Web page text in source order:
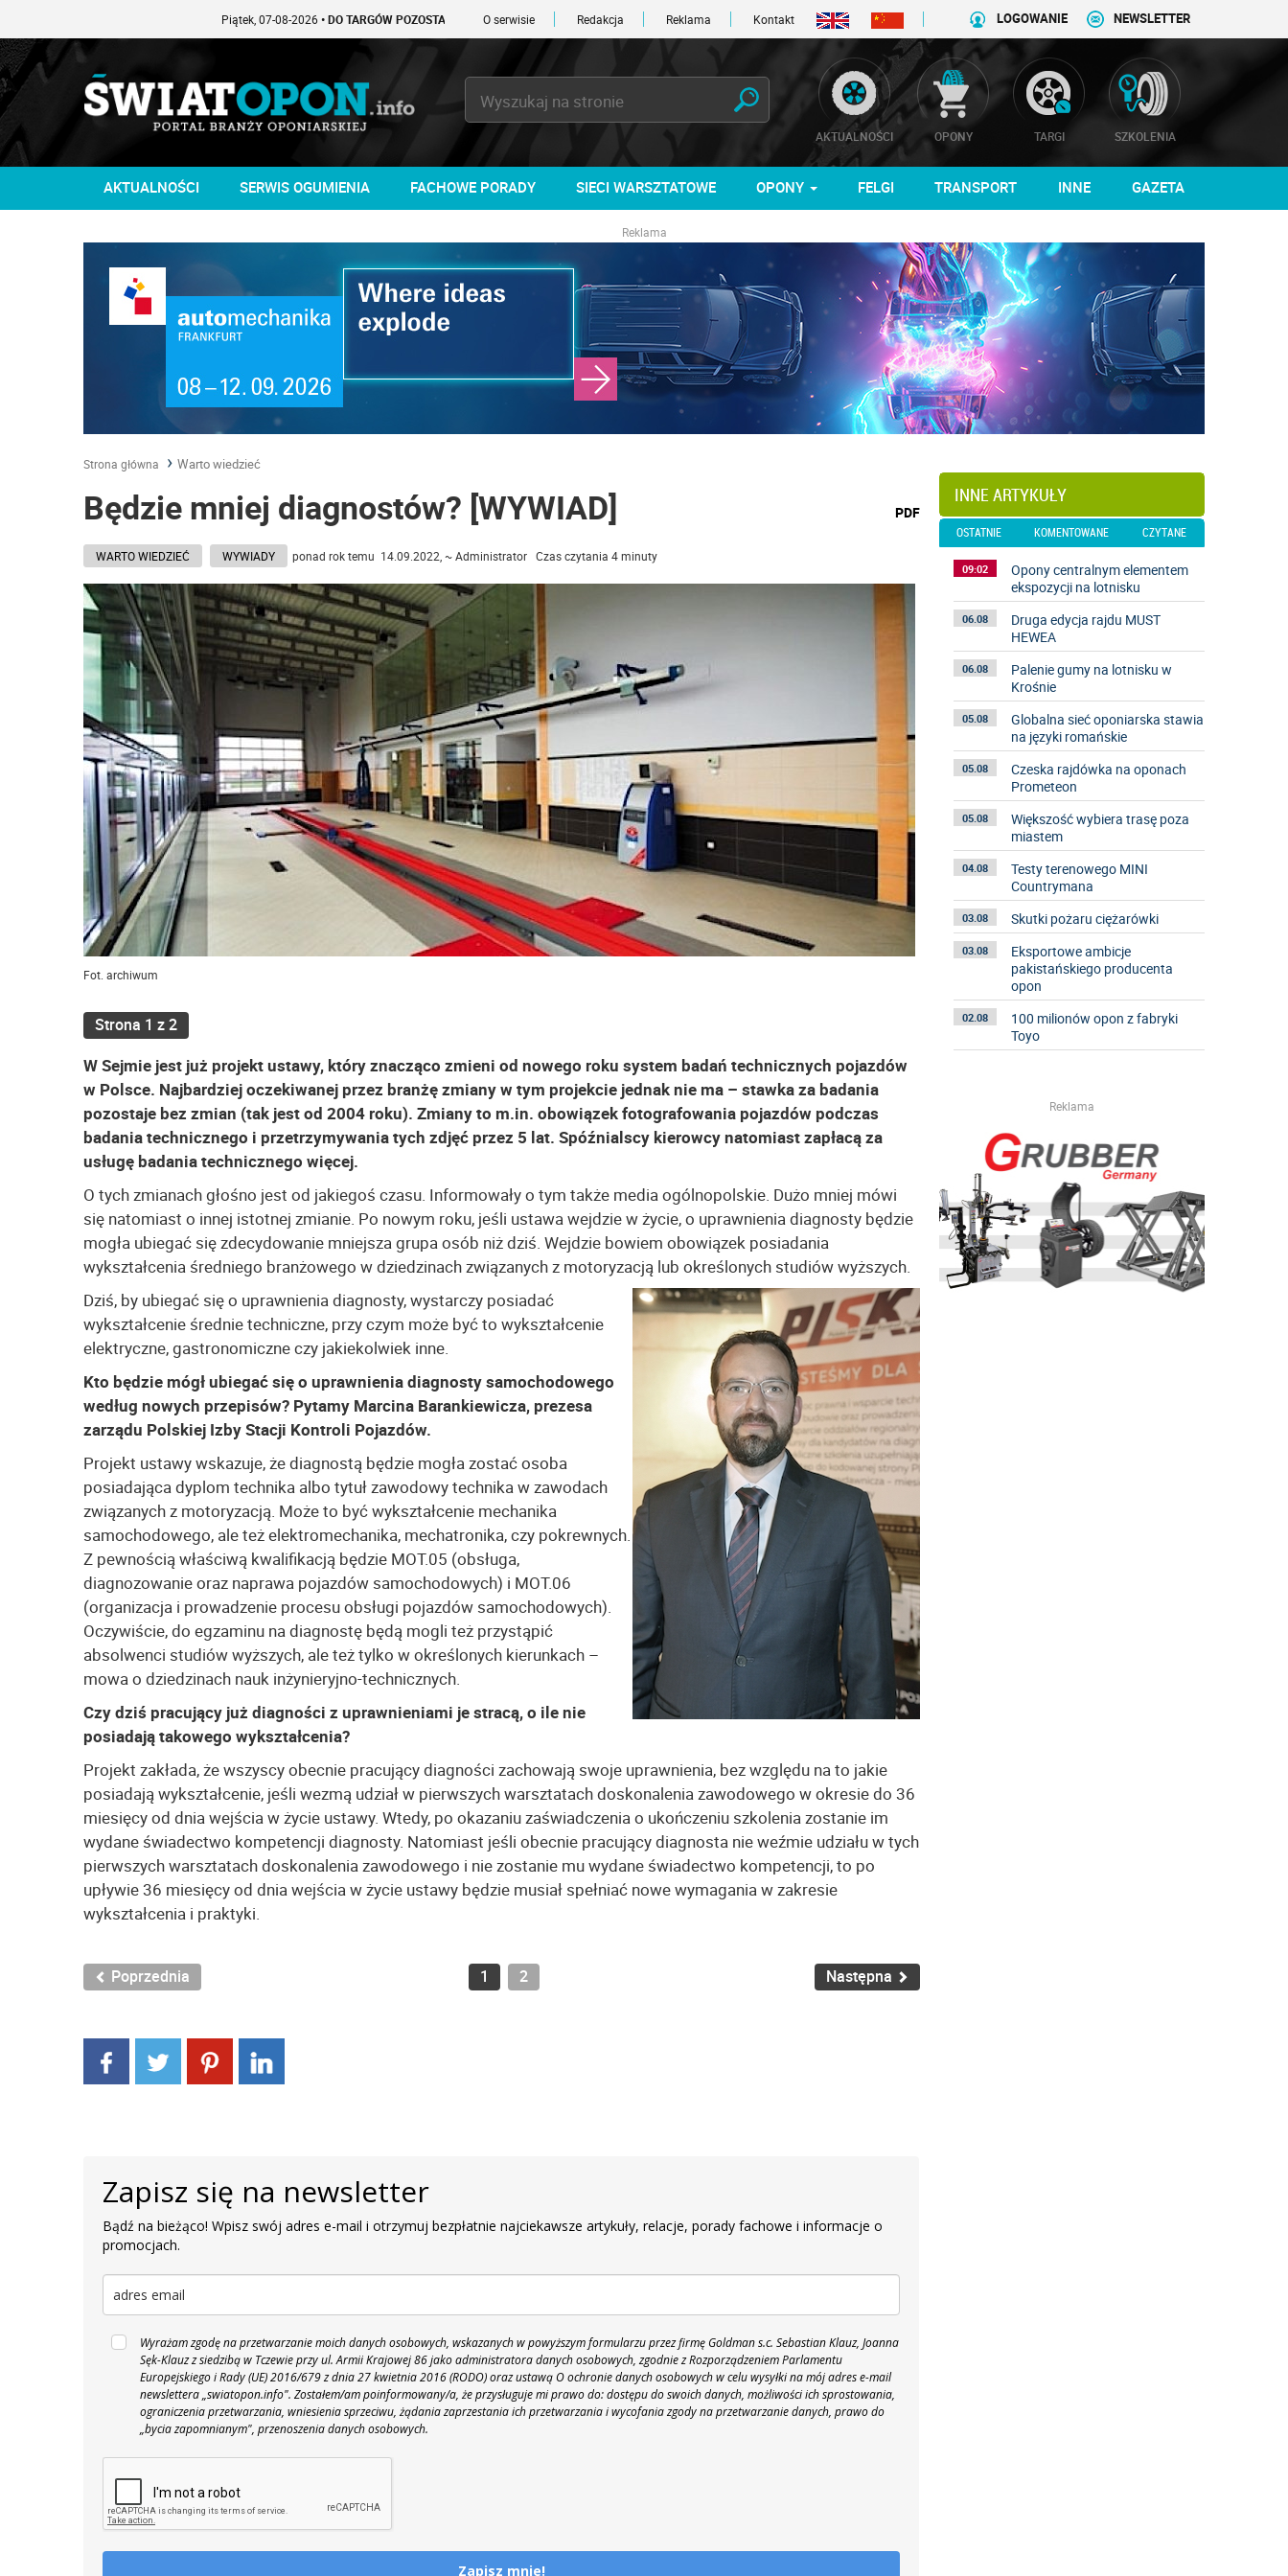
Piątek, 07-08-2026• DO TARGÓW POZOSTAŁO -1 DNI O serwisie Redakcja Reklama Kontakt NEWSLETTER
LOGOWANIE
AKTUALNOŚCI OPONY TARGI SZKOLENIA
AKTUALNOŚCI SERWIS OGUMIENIA FACHOWE PORADY SIECI WARSZTATOWE OPONY FELGI TRANSPORT INNE GAZETA
Reklama
Strona główna Warto wiedzieć
Będzie mniej diagnostów? [WYWIAD]
wydrukuj
podstronę
PDF
WARTO WIEDZIEĆ WYWIADY ponad rok temu 14.09.2022, ~ Administrator Czas czytania 4 minuty
Fot. archiwum
Strona 1 z 2
W Sejmie jest już projekt ustawy, który znacząco zmieni od nowego roku system badań technicznych pojazdów
w Polsce. Najbardziej oczekiwanej przez branżę zmiany w tym projekcie jednak nie ma – stawka za badania
pozostaje bez zmian (tak jest od 2004 roku). Zmiany to m.in. obowiązek fotografowania pojazdów podczas
badania technicznego i przetrzymywania tych zdjęć przez 5 lat. Spóźnialscy kierowcy natomiast zapłacą za
usługę badania technicznego więcej.
O tych zmianach głośno jest od jakiegoś czasu. Informowały o tym także media ogólnopolskie. Dużo mniej mówi
się natomiast o innej istotnej zmianie. Po nowym roku, jeśli ustawa wejdzie w życie, o uprawnienia diagnosty będzie
mogła ubiegać się zdecydowanie mniejsza grupa osób niż dziś. Wejdzie bowiem obowiązek posiadania
wykształcenia średniego branżowego w dziedzinach związanych z motoryzacją lub określonych studiów wyższych.
Dziś, by ubiegać się o uprawnienia diagnosty, wystarczy posiadać
wykształcenie średnie techniczne, przy czym może być to wykształcenie
elektryczne, gastronomiczne czy jakiekolwiek inne.
Kto będzie mógł ubiegać się o uprawnienia diagnosty samochodowego
według nowych przepisów? Pytamy Marcina Barankiewicza, prezesa
zarządu Polskiej Izby Stacji Kontroli Pojazdów.
Projekt ustawy wskazuje, że diagnostą będzie mogła zostać osoba
posiadająca dyplom technika albo tytuł zawodowy technika w zawodach
związanych z motoryzacją. Może to być wykształcenie mechanika
samochodowego, ale też elektromechanika, mechatronika, czy pokrewnych.
Z pewnością właściwą kwalifikacją będzie MOT.05 (obsługa,
diagnozowanie oraz naprawa pojazdów samochodowych) i MOT.06
(organizacja i prowadzenie procesu obsługi pojazdów samochodowych).
Oczywiście, do egzaminu na diagnostę będą mogli też przystąpić
absolwenci studiów wyższych, ale też tylko w określonych kierunkach –
mowa o dziedzinach nauk inżynieryjno-technicznych.
Czy dziś pracujący już diagności z uprawnieniami je stracą, o ile nie
posiadają takowego wykształcenia?
Projekt zakłada, że wszyscy obecnie pracujący diagności zachowają swoje uprawnienia, bez względu na to jakie
posiadają wykształcenie, jeśli wezmą udział w pierwszych warsztatach doskonalenia zawodowego w okresie do 36
miesięcy od dnia wejścia w życie ustawy. Wtedy, po okazaniu zaświadczenia o ukończeniu szkolenia zostanie im
wydane świadectwo kompetencji diagnosty. Natomiast jeśli obecnie pracujący diagnosta nie weźmie udziału w tych
pierwszych warsztatach doskonalenia zawodowego i nie zostanie mu wydane świadectwo kompetencji, to po
upływie 36 miesięcy od dnia wejścia w życie ustawy będzie musiał spełniać nowe wymagania w zakresie
wykształcenia i praktyki.
Poprzednia 1 2 Następna
Zapisz się na newsletter
Bądź na bieżąco! Wpisz swój adres e-mail i otrzymuj bezpłatnie najciekawsze artykuły, relacje, porady fachowe i informacje o
promocjach.
Wyrażam zgodę na przetwarzanie moich danych osobowych, wskazanych w powyższym formularzu przez firmę Goldman s.c. Sebastian Klauz, Joanna
Sęk-Klauz z siedzibą w Tczewie przy ul. Armii Krajowej 86 jako administratora danych osobowych, zgodnie z Rozporządzeniem Parlamentu
Europejskiego i Rady (UE) 2016/679 z dnia 27 kwietnia 2016 (RODO) oraz ustawą O ochronie danych osobowych w celu wysyłki na mój adres e-mail
newslettera „swiatopon.info". Zostałem/am poinformowany/a, że przysługuje mi prawo do: dostępu do swoich danych, możliwości ich sprostowania,
ograniczenia przetwarzania, wniesienia sprzeciwu, żądania zaprzestania ich przetwarzania i wycofania zgody na przetwarzanie danych, prawo do
„bycia zapomnianym", przenoszenia danych osobowych.
Zapisz mnie!
INNE ARTYKUŁY
OSTATNIE KOMENTOWANE CZYTANE
09:02
Opony centralnym elementem
ekspozycji na lotnisku
06.08
Druga edycja rajdu MUST
HEWEA
06.08
Palenie gumy na lotnisku w
Krośnie
05.08
Globalna sieć oponiarska stawia
na języki romańskie
05.08
Czeska rajdówka na oponach
Prometeon
05.08
Większość wybiera trasę poza
miastem
04.08
Testy terenowego MINI
Countrymana
03.08 Skutki pożaru ciężarówki
03.08
Eksportowe ambicje
pakistańskiego producenta
opon
02.08
100 milionów opon z fabryki
Toyo
Reklama